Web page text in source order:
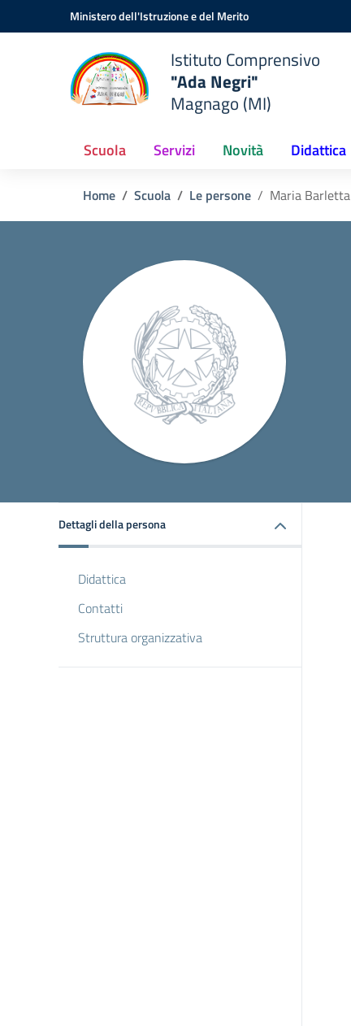
Vai ai contenuti
Vai al menu di navigazioneMinistero dell'Istruzione e del Merito
Istituto Comprensivo
"Ada Negri"
Magnago (MI)
Scuola Servizi Novità Didattica
Home Scuola Le persone Maria Barletta
Dettagli della persona
Didattica
Contatti
Struttura organizzativa